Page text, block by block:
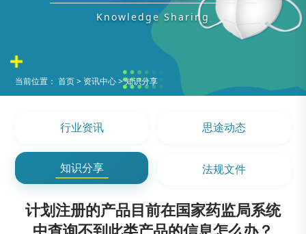
Knowledge Sharing
当前位置：首页> 资讯中心>知识分享
行业资讯 思途动态
知识分享 法规文件
计划注册的产品目前在国家药监局系统
中查询不到此类产品的信息怎么办？